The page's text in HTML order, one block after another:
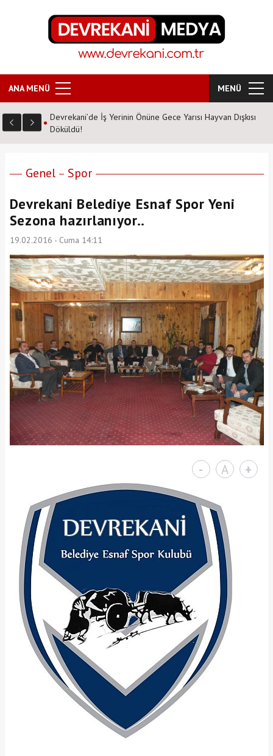
ANA MENÜ MENÜ
Devrekani’de İş Yerinin Önüne Gece Yarısı Hayvan Dışkısı
Döküldü!
Genel Spor
Devrekani Belediye Esnaf Spor Yeni
Sezona hazırlanıyor..
19.02.2016 - Cuma 14:11
- A +